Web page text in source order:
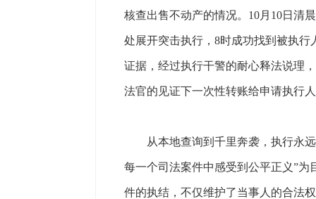
核查出售不动产的情况。10月10日清
处展开突击执行，8时成功找到被执
证据，经过执行干警的耐心释法说理
法官的见证下一次性转账给申请执行
从本地查询到千里奔袭，执行永远
每一个司法案件中感受到公平正义”
件的执结，不仅维护了当事人的合法